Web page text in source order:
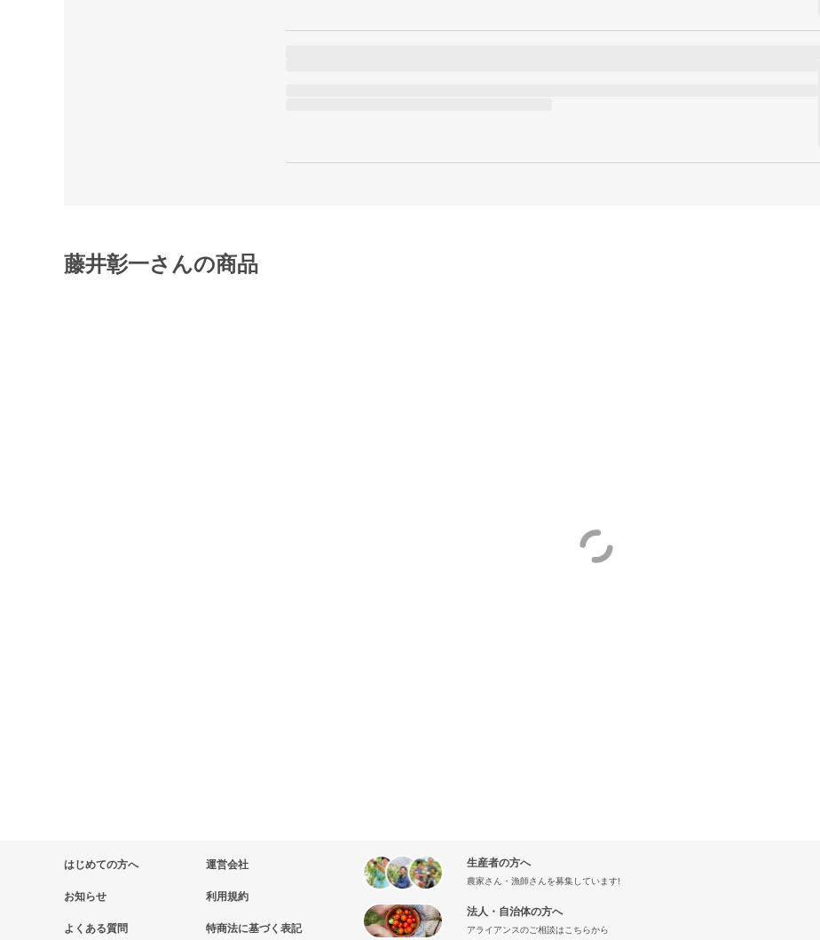
藤井彰一さんの商品
はじめての方へ
お知らせ
よくある質問
運営会社
利用規約
特商法に基づく表記
生産者の方へ
農家さん・漁師さんを募集しています!
法人・自治体の方へ
アライアンスのご相談はこちらから